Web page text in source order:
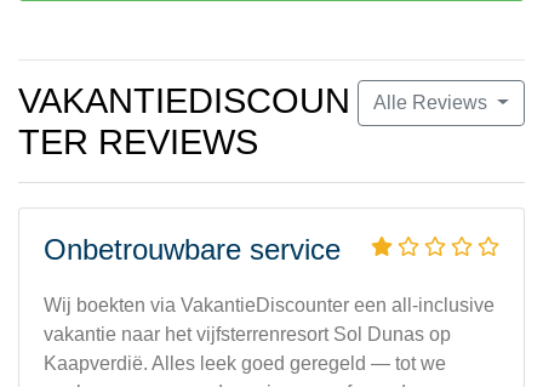
Alle Reviews
VAKANTIEDISCOUN
TER REVIEWS
Onbetrouwbare service
Wij boekten via VakantieDiscounter een all-inclusive
vakantie naar het vijfsterrenresort Sol Dunas op
Kaapverdië. Alles leek goed geregeld — tot we